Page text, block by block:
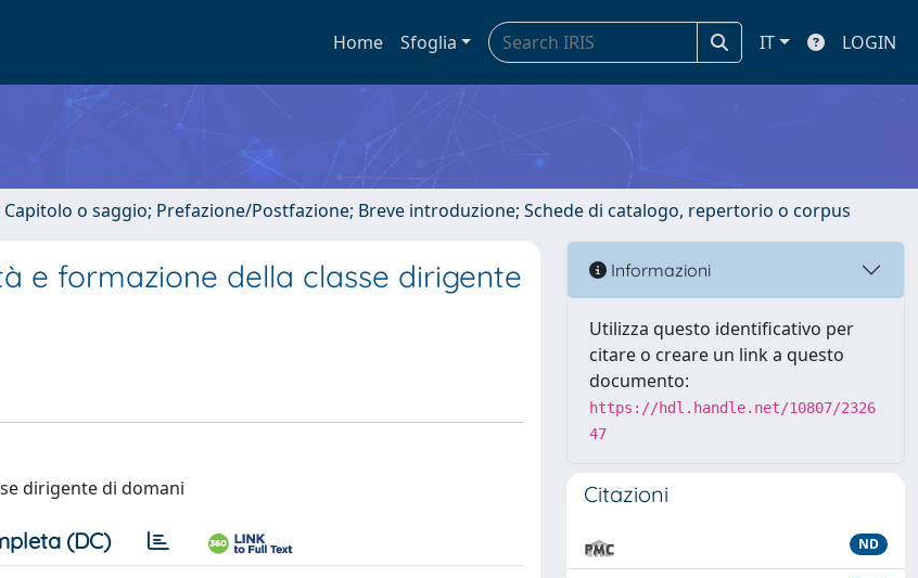
Home Sfoglia IT LOGIN
o saggio; Prefazione/Postfazione; Breve introduzione; Schede di catalogo, repertorio o corpus
e formazione della classe dirigente
dirigente di domani
(DC)
Informazioni
Utilizza questo identificativo per
citare o creare un link a questo
documento:
https://hdl.handle.net/10807/2326
47
Citazioni
ND